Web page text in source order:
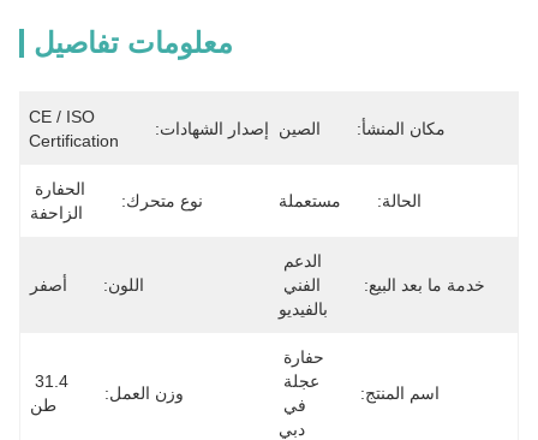
معلومات تفاصيل
مكان المنشأ: الصين إصدار الشهادات:
CE / ISO
Certification
الحالة: مستعملة نوع متحرك:
الزاحفة
خدمة ما بعد البيع:
بالفيديو
اللون: أصفر
اسم المنتج:
دبي
وزن العمل:
طن